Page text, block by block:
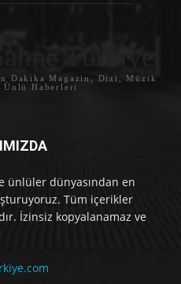
Sahne Türkiye
Dakika Magazin, Dizi, Müzik
Ünlü Haberleri
ünlüler dünyasından en
Tüm içerikler
İzinsiz kopyalanamaz ve